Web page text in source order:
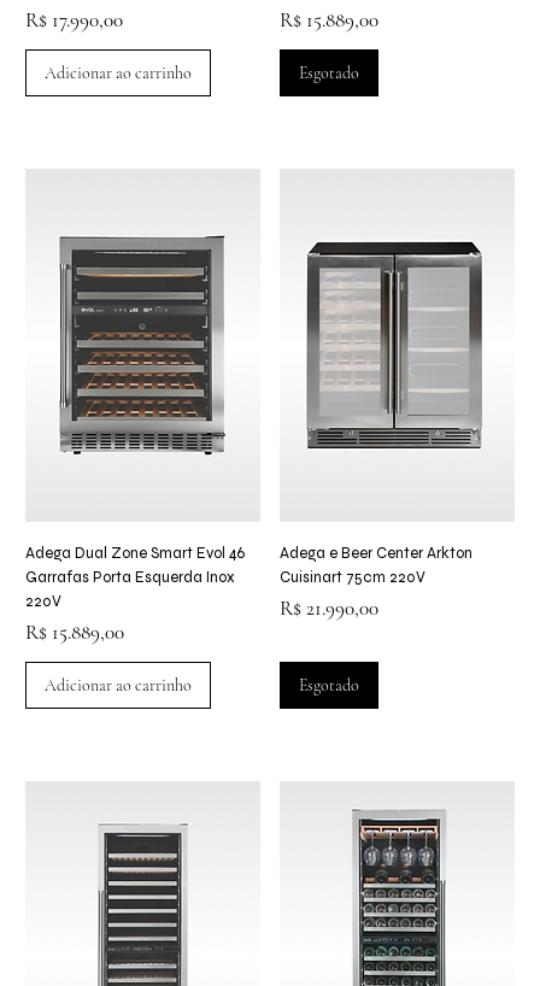
Preço
R$ 17.990,00
Adicionar ao carrinho
Preço
R$ 15.889,00
Esgotado
Adega Dual Zone Smart Evol 46
Garrafas Porta Esquerda Inox
220V
Preço
R$ 15.889,00
Adicionar ao carrinho
Adega e Beer Center Arkton
Cuisinart 75cm 220V
Preço
R$ 21.990,00
Esgotado